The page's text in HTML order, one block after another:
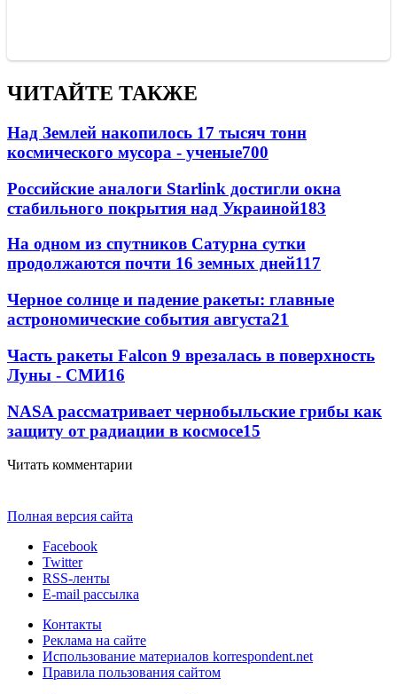
ЧИТАЙТЕ ТАКЖЕ
Над Землей накопилось 17 тысяч тонн
космического мусора - ученые700
Российские аналоги Starlink достигли окна
стабильного покрытия над Украиной183
На одном из спутников Сатурна сутки
продолжаются почти 16 земных дней117
Черное солнце и падение ракеты: главные
астрономические события августа21
Часть ракеты Falcon 9 врезалась в поверхность
Луны - СМИ16
NASA рассматривает чернобыльские грибы как
защиту от радиации в космосе15
Читать комментарии
Полная версия сайта
Facebook
Twitter
RSS-ленты
E-mail рассылка
Контакты
Реклама на сайте
Использование материалов korrespondent.net
Правила пользования сайтом